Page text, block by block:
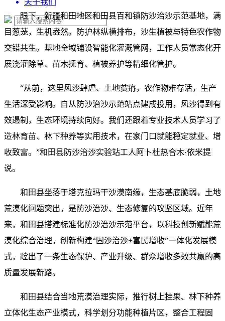
关于我们
眼下，新疆和田地区和田县百和镇防沙治沙示范基地，满
目葱茏，生机盎然。防护林纵横排布，沙生植被与特色农作物
交错共生。基地全域铺设智能化灌溉管网，工作人员常态化开
展浇灌除草、苗木抚育、植被养护等精细化管护。
“从前，这里风沙肆虐、土地贫瘠，农作物难存活，生产
生活深受影响。自从防沙治沙示范站点建成投用，风沙得到有
效遏制，生态环境持续向好。我们还跟着专业技术人员学习了
造林育苗、林下种养等实用技术，在家门口就能稳定就业、增
收致富。”和田县防沙治沙实验站工人阿卜杜热合木·依米提
说。
和田县坐落于塔克拉玛干沙漠南缘，生态基底脆弱，土地
荒漠化问题突出，是防沙治沙、生态修复的攻坚区域。近年
来，和田县搭建标准化防沙治沙示范平台，以科技创新赋能荒
漠化综合治理，创新构建“固沙治沙+富民增收”一体化发展模
式，蹚出了一条生态保护、产业升级、群众增收多效共赢的高
质量发展新路。
和田县结合当地荒漠治理实际，推行树上挂果、林下种养
立体化生态产业模式，科学划分功能种植片区，整合工程固